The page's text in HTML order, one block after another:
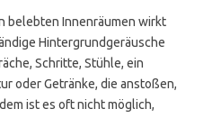
belebten Innenräumen wirkt
Hintergrundgeräusche
Schritte, Stühle, ein
oder Getränke, die anstoßen,
ist es oft nicht möglich,